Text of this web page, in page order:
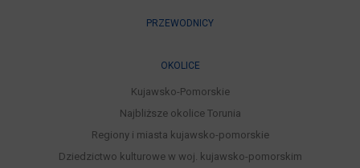
PRZEWODNICY
OKOLICE
Kujawsko-Pomorskie
Najbliższe okolice Torunia
Regiony i miasta kujawsko-pomorskie
Dziedzictwo kulturowe w woj. kujawsko-pomorskim